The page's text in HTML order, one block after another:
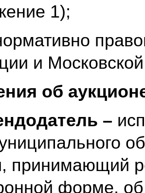
1);
и
об
–
принимающий
форме,